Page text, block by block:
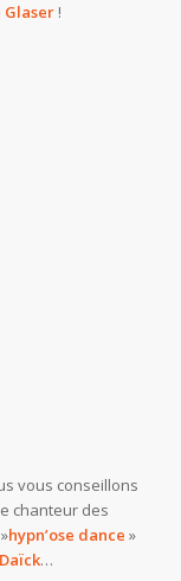
Glaser!
vous conseillons
chanteur des
hypn’ose dance »
…